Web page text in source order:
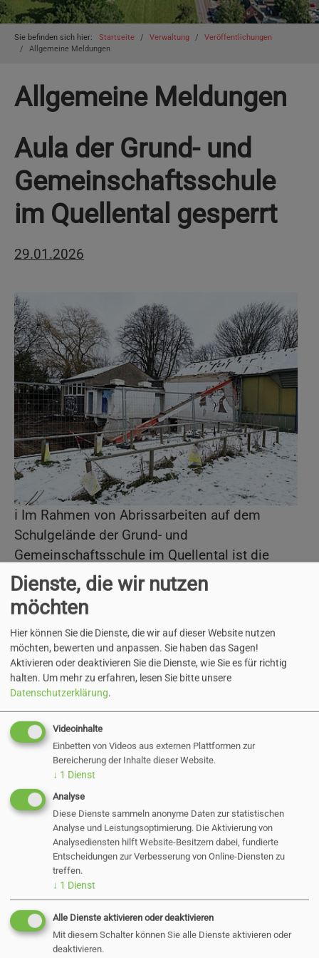
You are here:
Sie befinden sich hier: Startseite Verwaltung
Veröffentlichungen
Allgemeine Meldungen
Allgemeine Meldungen
Aula der Grund- und
Gemeinschaftsschule
im Quellental gesperrt
29.01.2026
Show larger version
ℹ️ Im Rahmen von Abrissarbeiten auf dem
Schulgelände der Grund- und
Gemeinschaftsschule im Quellental ist die
Außenwand des Gebäudes, in dem sich die
Aula befindet, beschädigt worden. Ursache ist
das unvorhergesehene Verschieben eines
Stahlträgers.
⚠️ Obwohl die statische Gebäudestruktur nicht
betroffen ist, hat die Stadt die Aula vorsorglich
sperren lassen.
Am Mittwoch hat ein Statiker die Situation
begutachtet und wird nun kurzfristig ein
Konzept zur Stabilisierung und Sicherung der
Wand erarbeiten. Die entsprechenden Arbeiten
sollen anschließend umgehend erfolgen,
damit die Aula schnellstmöglich wieder für die
Nutzung freigegeben werden kann.
📣 Wir halten euch auf dem Laufenden!
Dienste, die wir nutzen
möchten
Hier können Sie die Dienste, die wir auf dieser Website nutzen
möchten, bewerten und anpassen. Sie haben das Sagen!
Aktivieren oder deaktivieren Sie die Dienste, wie Sie es für richtig
halten. Um mehr zu erfahren, lesen Sie bitte unsere
Datenschutzerklärung.
Videoinhalte
Einbetten von Videos aus externen Plattformen zur
Bereicherung der Inhalte dieser Website.
↓ 1 Dienst
Analyse
Diese Dienste sammeln anonyme Daten zur statistischen
Analyse und Leistungsoptimierung. Die Aktivierung von
Analysediensten hilft Website-Besitzern dabei, fundierte
Entscheidungen zur Verbesserung von Online-Diensten zu
treffen.
↓ 1 Dienst
Alle Dienste aktivieren oder deaktivieren
Mit diesem Schalter können Sie alle Dienste aktivieren oder
deaktivieren.